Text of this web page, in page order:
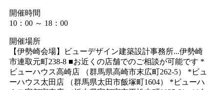
開催時間
10：00 ～ 18：00
開催場所
【伊勢崎会場】ビューデザイン建築設計事務所...伊勢崎
市連取元町238-8 ■お近くの店舗でのご相談が可能です *
ビューハウス高崎店 （群馬県高崎市末広町262-5） *ビュ
ーハウス太田店 （群馬県太田市飯塚町1604） *ビューハ